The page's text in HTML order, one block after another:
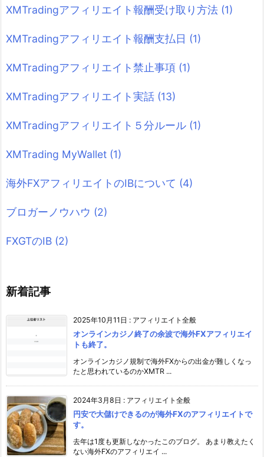
XMTradingアフィリエイト報酬受け取り方法 (1)
XMTradingアフィリエイト報酬支払日 (1)
XMTradingアフィリエイト禁止事項 (1)
XMTradingアフィリエイト実話 (13)
XMTradingアフィリエイト５分ルール (1)
XMTrading MyWallet (1)
海外FXアフィリエイトのIBについて (4)
ブロガーノウハウ (2)
FXGTのIB (2)
新着記事
2025年10月11日 : アフィリエイト全般
オンラインカジノ終了の余波で海外FXアフィリエイ
トも終了。
オンラインカジノ規制で海外FXからの出金が難しくなっ
たと思われているのかXMTR ...
2024年3月8日 : アフィリエイト全般
円安で大儲けできるのが海外FXのアフィリエイトで
す。
去年は1度も更新しなかったこのブログ。 あまり教えたく
ない海外FXのアフィリエイ ...